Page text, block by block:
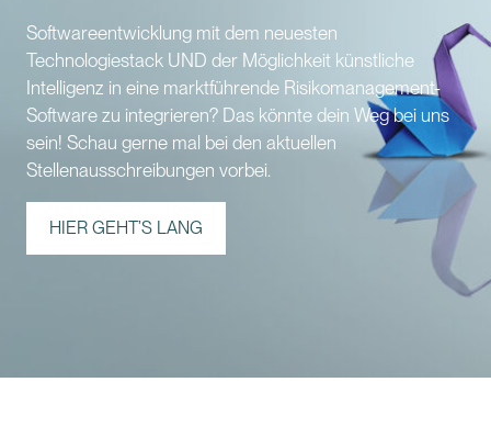
Softwareentwicklung mit dem neuesten
Technologiestack UND der Möglichkeit künstliche
Intelligenz in eine marktführende Risikomanagement-
Software zu integrieren? Das könnte dein Weg bei uns
sein! Schau gerne mal bei den aktuellen
Stellenausschreibungen vorbei.
HIER GEHT’S LANG